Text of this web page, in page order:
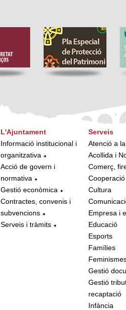
L'Ajuntament
Informació institucional i
organitzativa
Acció de govern i
normativa
Gestió econòmica
Contractes, convenis i
subvencions
Serveis i tràmits
Serveis
Atenció a
Acollida i
Comerç,
Cultura
Empresa i
Educació
Esports
Famílies
Gestió
Gestió
recaptació
Infància